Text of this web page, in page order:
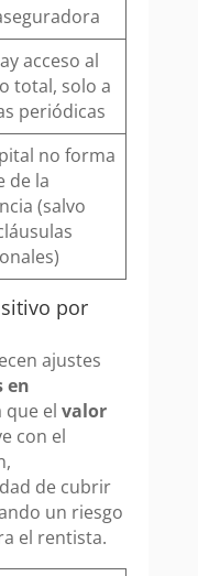
acceso al
total, solo a
periódicas
no forma
de la
(salvo
por
ajustes
en
que el valor
con el
de cubrir
un riesgo
el rentista.